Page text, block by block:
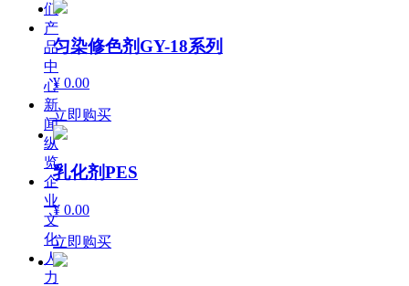
们
产
品
中
心
新
闻
纵
览
企
业
文
化
人
力
匀染修色剂GY-18系列
¥ 0.00
立即购买
乳化剂PES
¥ 0.00
立即购买